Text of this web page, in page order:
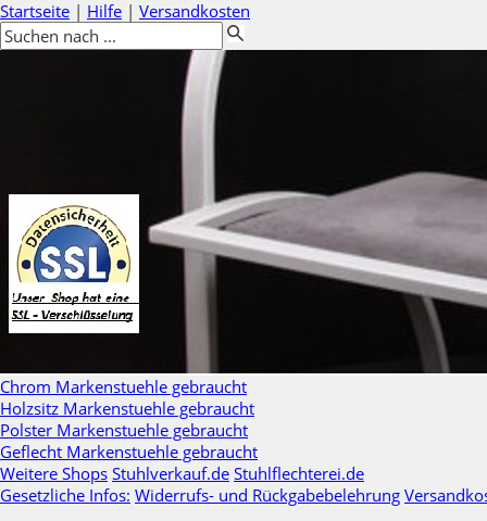
Startseite | Hilfe | Versandkosten
Chrom Markenstuehle gebraucht
Holzsitz Markenstuehle gebraucht
Polster Markenstuehle gebraucht
Geflecht Markenstuehle gebraucht
Weitere Shops Stuhlverkauf.de Stuhlflechterei.de
Gesetzliche Infos: Widerrufs- und Rückgabebelehrung